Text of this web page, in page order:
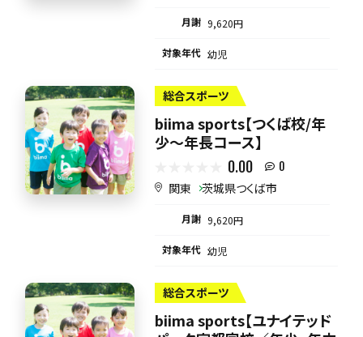
月謝 9,620円
対象年代 幼児
総合スポーツ
biima sports【つくば校/年
少～年長コース】
0.00 0
関東 茨城県つくば市
月謝 9,620円
対象年代 幼児
総合スポーツ
biima sports【ユナイテッド